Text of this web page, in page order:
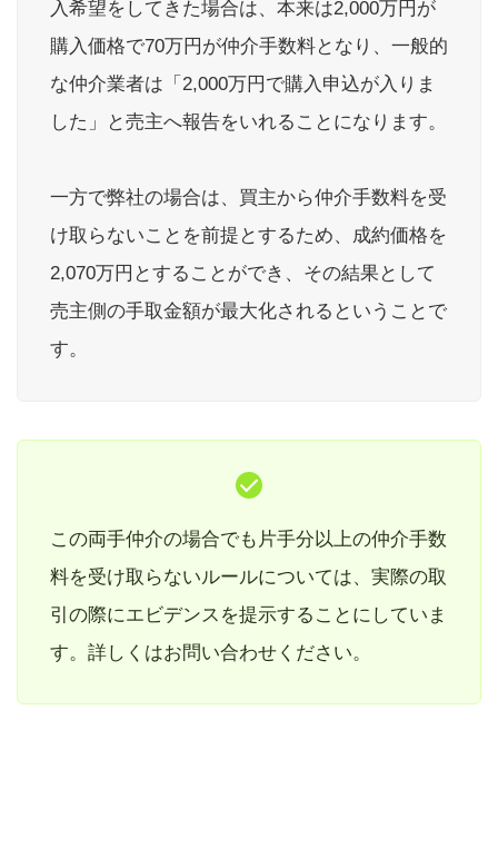
入希望をしてきた場合は、本来は2,000万円が
購入価格で70万円が仲介手数料となり、一般的
な仲介業者は「2,000万円で購入申込が入りま
した」と売主へ報告をいれることになります。
一方で弊社の場合は、買主から仲介手数料を受
け取らないことを前提とするため、成約価格を
2,070万円とすることができ、その結果として
売主側の手取金額が最大化されるということで
す。
この両手仲介の場合でも片手分以上の仲介手数
料を受け取らないルールについては、実際の取
引の際にエビデンスを提示することにしていま
す。詳しくはお問い合わせください。